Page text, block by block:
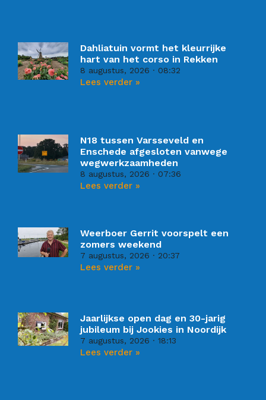
Dahliatuin vormt het kleurrijke
hart van het corso in Rekken
8 augustus, 2026 08:32
Lees verder »
N18 tussen Varsseveld en
Enschede afgesloten vanwege
wegwerkzaamheden
8 augustus, 2026 07:36
Lees verder »
Weerboer Gerrit voorspelt een
zomers weekend
7 augustus, 2026 20:37
Lees verder »
Jaarlijkse open dag en 30-jarig
jubileum bij Jookies in Noordijk
7 augustus, 2026 18:13
Lees verder »